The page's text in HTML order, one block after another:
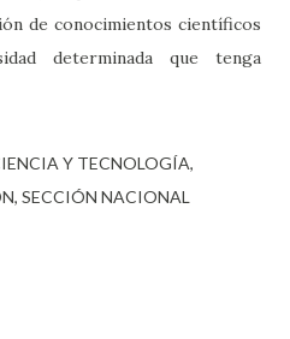
de conocimientos científicos
determinada que tenga
Y TECNOLOGÍA
SECCIÓN NACIONAL